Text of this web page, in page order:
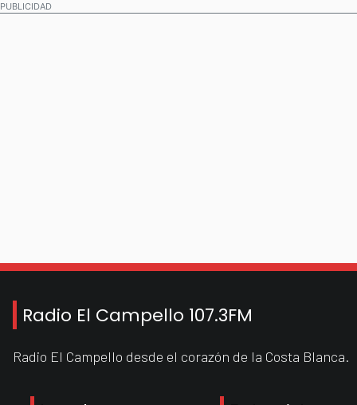
PUBLICIDAD
Radio El Campello 107.3FM
Radio El Campello desde el corazón de la Costa Blanca.